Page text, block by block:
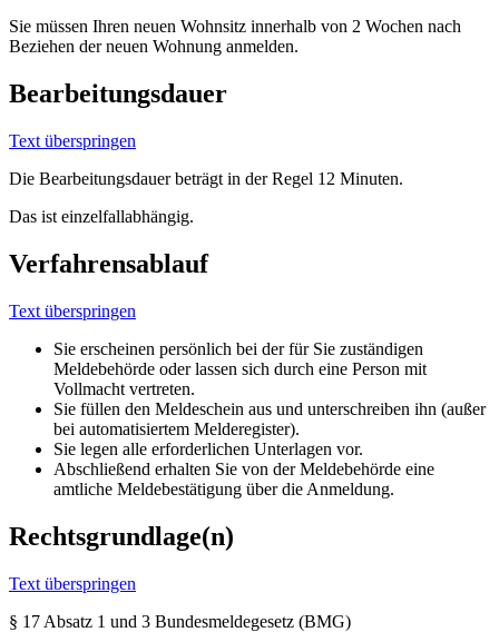
Sie müssen Ihren neuen Wohnsitz innerhalb von 2 Wochen nach
Beziehen der neuen Wohnung anmelden.
Bearbeitungsdauer
Text überspringen
Die Bearbeitungsdauer beträgt in der Regel 12 Minuten.
Das ist einzelfallabhängig.
Verfahrensablauf
Text überspringen
Sie erscheinen persönlich bei der für Sie zuständigen
Meldebehörde oder lassen sich durch eine Person mit
Vollmacht vertreten.
Sie füllen den Meldeschein aus und unterschreiben ihn (außer
bei automatisiertem Melderegister).
Sie legen alle erforderlichen Unterlagen vor.
Abschließend erhalten Sie von der Meldebehörde eine
amtliche Meldebestätigung über die Anmeldung.
Rechtsgrundlage(n)
Text überspringen
§ 17 Absatz 1 und 3 Bundesmeldegesetz (BMG)